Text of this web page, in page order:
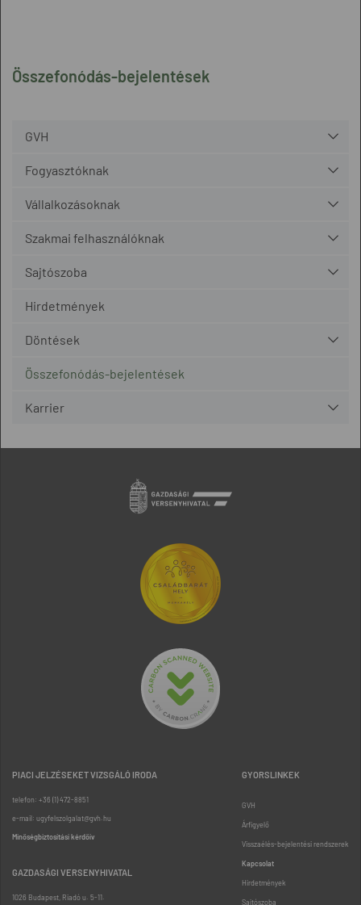
Összefonódás-bejelentések
GVH
Fogyasztóknak
Vállalkozásoknak
Szakmai felhasználóknak
Sajtószoba
Hirdetmények
Döntések
Összefonódás-bejelentések
Karrier
PIACI JELZÉSEKET VIZSGÁLÓ IRODA
telefon: +36 (1) 472-8851
e-mail: ugyfelszolgalat@gvh.hu
Minőségbiztosítási kérdőív
GAZDASÁGI VERSENYHIVATAL
1026 Budapest, Riadó u. 5-11.
GYORSLINKEK
GVH
Árfigyelő
Visszaélés-bejelentési rendszerek
Kapcsolat
Hirdetmények
Sajtószoba